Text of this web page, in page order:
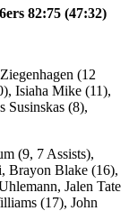
82:75 (47:32)
(12
Isiaha Mike (11),
Susinskas (8),
(9, 7 Assists),
Brayon Blake (16),
Jalen Tate
(17), John